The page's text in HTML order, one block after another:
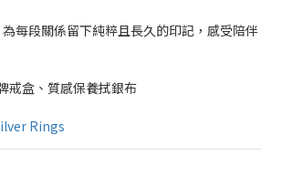
每段關係留下純粹且長久的印記，感受陪伴
戒盒、質感保養拭銀布
Rings